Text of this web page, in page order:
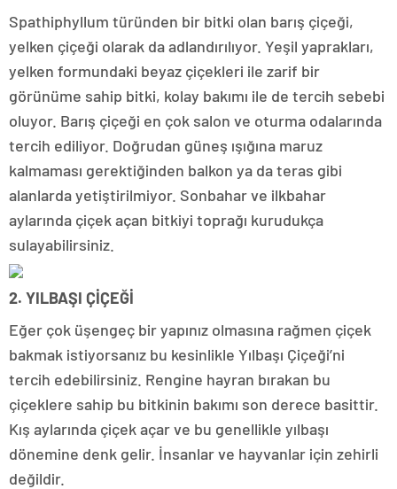
Spathiphyllum türünden bir bitki olan barış çiçeği,
yelken çiçeği olarak da adlandırılıyor. Yeşil yaprakları,
yelken formundaki beyaz çiçekleri ile zarif bir
görünüme sahip bitki, kolay bakımı ile de tercih sebebi
oluyor. Barış çiçeği en çok salon ve oturma odalarında
tercih ediliyor. Doğrudan güneş ışığına maruz
kalmaması gerektiğinden balkon ya da teras gibi
alanlarda yetiştirilmiyor. Sonbahar ve ilkbahar
aylarında çiçek açan bitkiyi toprağı kurudukça
sulayabilirsiniz.
2. YILBAŞI ÇİÇEĞİ
Eğer çok üşengeç bir yapınız olmasına rağmen çiçek
bakmak istiyorsanız bu kesinlikle Yılbaşı Çiçeği’ni
tercih edebilirsiniz. Rengine hayran bırakan bu
çiçeklere sahip bu bitkinin bakımı son derece basittir.
Kış aylarında çiçek açar ve bu genellikle yılbaşı
dönemine denk gelir. İnsanlar ve hayvanlar için zehirli
değildir.